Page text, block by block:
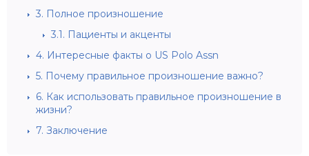
3. Полное произношение
3.1. Пациенты и акценты
4. Интересные факты о US Polo Assn
5. Почему правильное произношение важно?
6. Как использовать правильное произношение в
жизни?
7. Заключение